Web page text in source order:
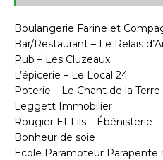
Boulangerie Farine et
Bar/Restaurant – Le Relais
Pub – Les Cluzeaux
L’épicerie – Le Local 24
Poterie – Le Chant de la Terre
Leggett Immobilier
Rougier Et Fils – Ébénisterie
Bonheur de soie
Ecole Paramoteur Parapente